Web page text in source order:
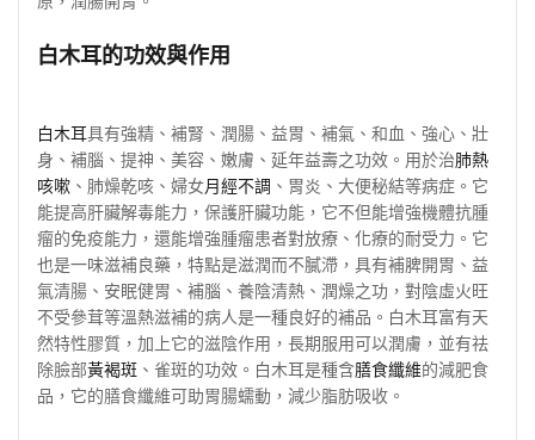
白木耳的功效與作用
白木耳具有強精、補腎、潤腸、益胃、補氣、和血、強心、壯
身、補腦、提神、美容、嫩膚、延年益壽之功效。用於治肺熱
咳嗽 、肺燥乾咳、婦女月經不調 、胃炎、大便秘結等病症。它
能提高肝臟解毒能力，保護肝臟功能，它不但能增強機體抗腫
瘤的免疫能力，還能增強腫瘤患者對放療、化療的耐受力。它
也是一味滋補良藥，特點是滋潤而不膩滯，具有補脾開胃、益
氣清腸、安眠健胃、補腦、養陰清熱、潤燥之功，對陰虛火旺
不受參茸等溫熱滋補的病人是一種良好的補品。白木耳富有天
然特性膠質，加上它的滋陰作用，長期服用可以潤膚，並有祛
除臉部黃褐斑 、雀斑的功效。白木耳是種含膳食纖維的減肥食
品，它的膳食纖維可助胃腸蠕動，減少脂肪吸收。